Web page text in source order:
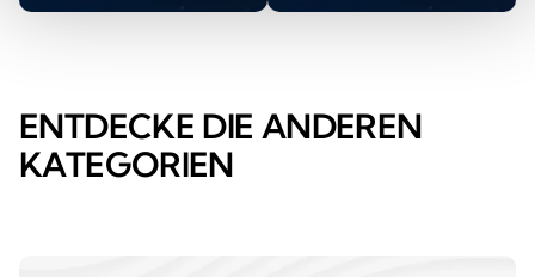
ENTDECKE DIE ANDEREN
KATEGORIEN